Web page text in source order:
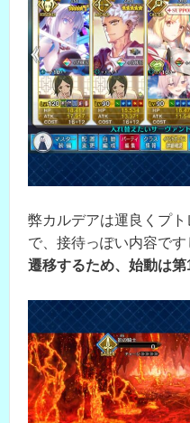
弊カルデアは運良くプ
で、接待っぽい内容です
遷移するため、始動は第